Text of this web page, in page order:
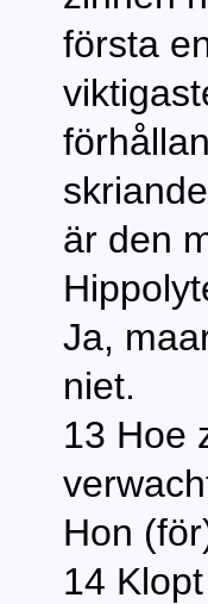
första
är den
Ja,
niet.
13 Hoe
Hon
14